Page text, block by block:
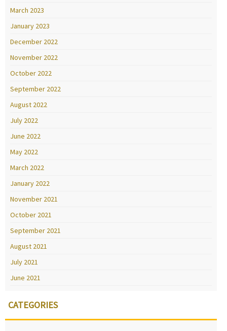
March 2023
January 2023
December 2022
November 2022
October 2022
September 2022
August 2022
July 2022
June 2022
May 2022
March 2022
January 2022
November 2021
October 2021
September 2021
August 2021
July 2021
June 2021
CATEGORIES